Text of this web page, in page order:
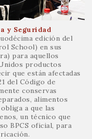
y Seguridad
edición del
School) en sus
para aquellos
productos
que están afectadas
del Código de
conservas
alimentos
a que las
un técnico que
BPCS oficial, para